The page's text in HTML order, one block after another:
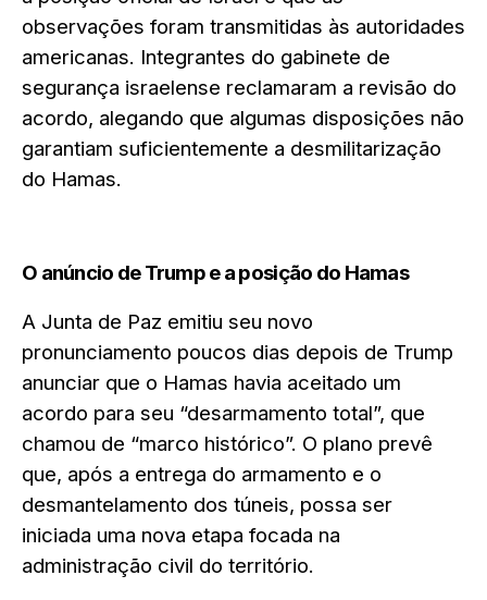
observações foram transmitidas às autoridades
americanas. Integrantes do gabinete de
segurança israelense reclamaram a revisão do
acordo, alegando que algumas disposições não
garantiam suficientemente a desmilitarização
do Hamas.
O anúncio de Trump e a posição do Hamas
A Junta de Paz emitiu seu novo
pronunciamento poucos dias depois de Trump
anunciar que o Hamas havia aceitado um
acordo para seu “desarmamento total”, que
chamou de “marco histórico”. O plano prevê
que, após a entrega do armamento e o
desmantelamento dos túneis, possa ser
iniciada uma nova etapa focada na
administração civil do território.